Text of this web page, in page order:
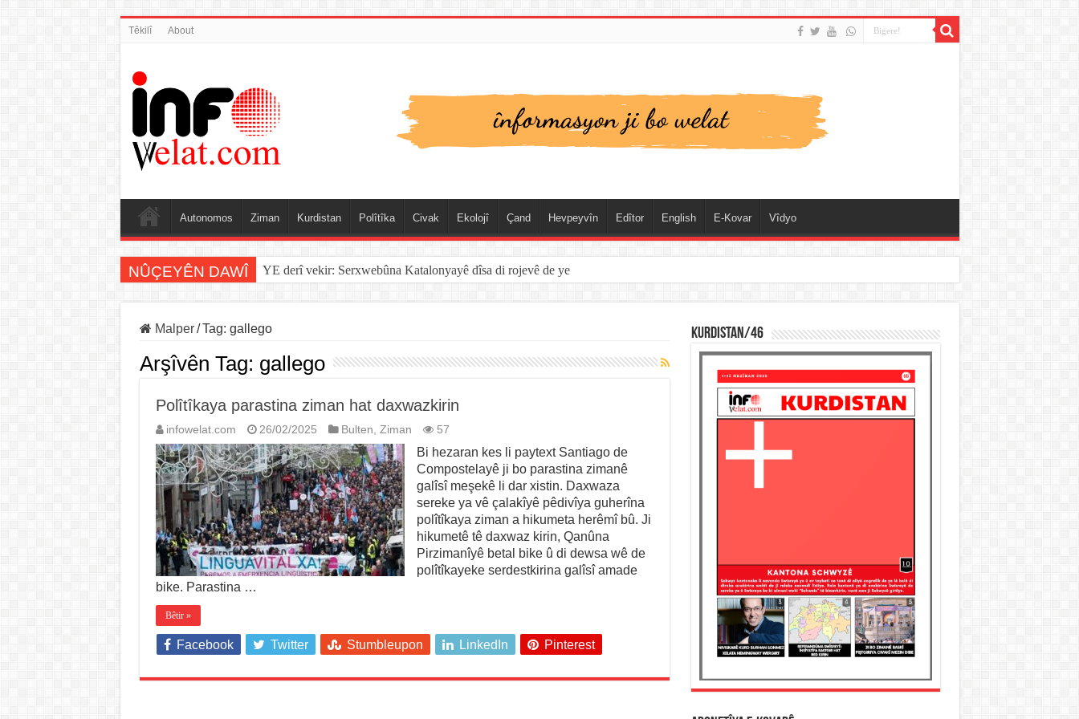
Têkilî About
Autonomos Ziman Kurdistan Polîtîka Civak Ekolojî Çand Hevpeyvîn Edîtor English E-Kovar Vîdyo
NÛÇEYÊN DAWÎ YE derî vekir: Serxwebûna Katalonyayê dîsa di rojevê de ye
Malper / Tag: gallego
Arşîvên Tag: gallego
Polîtîkaya parastina ziman hat daxwazkirin
infowelat.com 26/02/2025 Bulten, Ziman 57
Bi hezaran kes li paytext Santiago de
Compostelayê ji bo parastina zimanê
galîsî meşekê li dar xistin. Daxwaza
sereke ya vê çalakîyê pêdivîya guherîna
polîtîkaya ziman a hikumeta herêmî bû. Ji
hikumetê tê daxwaz kirin, Qanûna
Pirzimanîyê betal bike û di dewsa wê de
polîtîkayeke serdestkirina galîsî amade
bike. Parastina …
Bêtir »
Facebook Twitter Stumbleupon LinkedIn Pinterest
KURDISTAN/46